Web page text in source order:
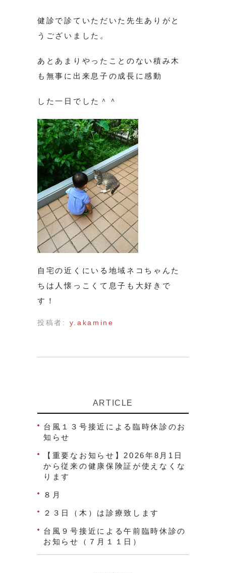
健診で診ていただいた先生ありがと
うございました。
あとあまりやったことのない積み木
も無事に出来息子の成長に感動
した一日でした＾＾
自宅の近くにいる地域ネコちゃんた
ちは人懐っこくて息子も大好きで
す！
投稿者: y.akamine
ARTICLE
台風１３号接近による臨時休診のお
知らせ
【重要なお知らせ】2026年8月1日
から従来の健康保険証が使えなくな
ります
８月
２３日（木）は診療致します
台風９号接近による午前臨時休診の
お知らせ（７月１１日）